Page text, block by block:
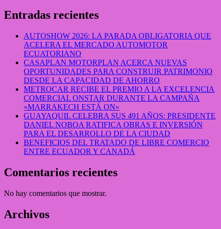
Entradas recientes
AUTOSHOW 2026: LA PARADA OBLIGATORIA QUE
ACELERA EL MERCADO AUTOMOTOR
ECUATORIANO
CASAPLAN MOTORPLAN ACERCA NUEVAS
OPORTUNIDADES PARA CONSTRUIR PATRIMONIO
DESDE LA CAPACIDAD DE AHORRO
METROCAR RECIBE EL PREMIO A LA EXCELENCIA
COMERCIAL ONSTAR DURANTE LA CAMPAÑA
«MARRAKECH ESTÁ ON»
GUAYAQUIL CELEBRA SUS 491 AÑOS: PRESIDENTE
DANIEL NOBOA RATIFICA OBRAS E INVERSIÓN
PARA EL DESARROLLO DE LA CIUDAD
BENEFICIOS DEL TRATADO DE LIBRE COMERCIO
ENTRE ECUADOR Y CANADÁ
Comentarios recientes
No hay comentarios que mostrar.
Archivos